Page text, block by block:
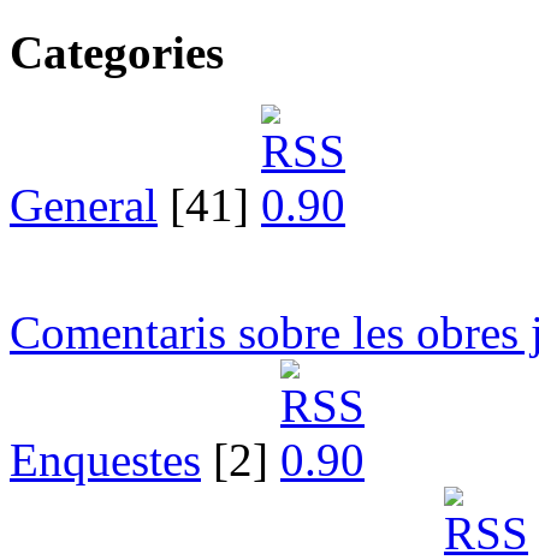
Categories
General [41]
Comentaris sobre les obres
Enquestes [2]